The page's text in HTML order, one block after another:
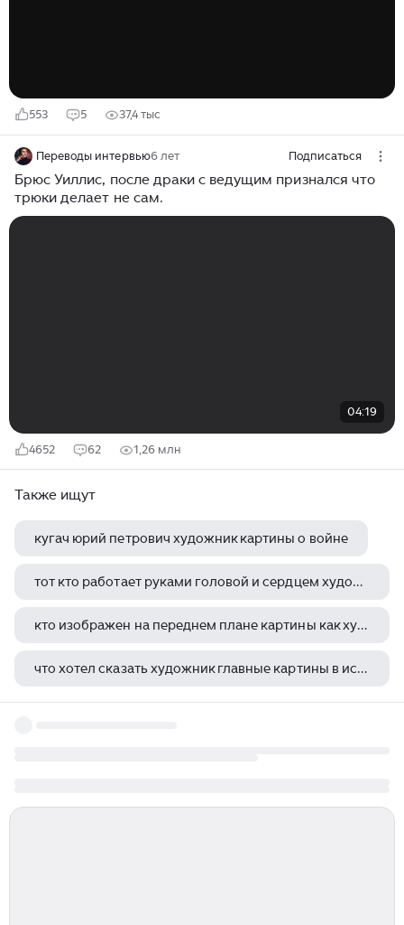
553 5 37,4 тыс
Переводы интервью6 лет Подписаться
Брюс Уиллис, после драки с ведущим признался что
трюки делает не сам.
04:19
4652 62 1,26 млн
Также ищут
кугач юрий петрович художник картины о войне
тот кто работает руками головой и сердцем художник
кто изображен на переднем плане картины как художник изобразил тружениц
что хотел сказать художник главные картины в искусстве от босха до малевича